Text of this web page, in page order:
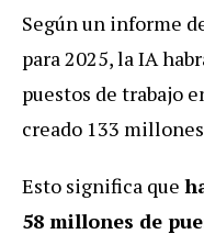
Según un informe
para 2025, la IA
puestos de trabajo
creado 133
Esto significa que
58 millones de